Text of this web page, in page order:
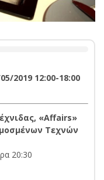
2019 12:00-18:00
«Affairs»
Τεχνών
20:30